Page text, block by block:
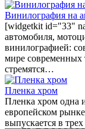
Винилография на
[widgetkit id="33"
автомобиля,
винилографией:
мире современных
стремятся…
Пленка хром
Пленка хром одна
европейском
выпускается в